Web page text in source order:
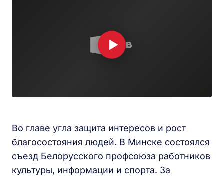
Во главе угла защита интересов и рост
благосостояния людей. В Минске состоялся
съезд Белорусского профсоюза работников
культуры, информации и спорта. За